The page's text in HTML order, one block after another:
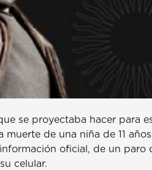
se proyectaba hacer para
de una niña de 11
oficial, de un
celular.